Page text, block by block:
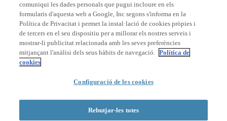
Membre de
Acreditacions
© 2026 La Salle Campus Barcelona - URL |Avís legal
Formulari de cerca
comuniqui les dades personals que pugui incloure en els
formularis d'aquesta web a Google, Inc segons s'informa en la
Política de Privacitat i permet la instal·lació de cookies pròpies i
de tercers en el seu dispositiu per a millorar els nostres serveis i
mostrar-li publicitat relacionada amb les seves preferències
mitjançant l'anàlisi dels seus hàbits de navegació. Política de
cookies
Configuració de les cookies
Rebutjar-les totes